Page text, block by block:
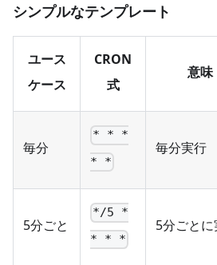
シンプルなテンプレート
ユース
ケース
CRON
式
意味
毎分
* * *
* *
毎分実行
5分ごと
*/5 *
* * *
5分ごと